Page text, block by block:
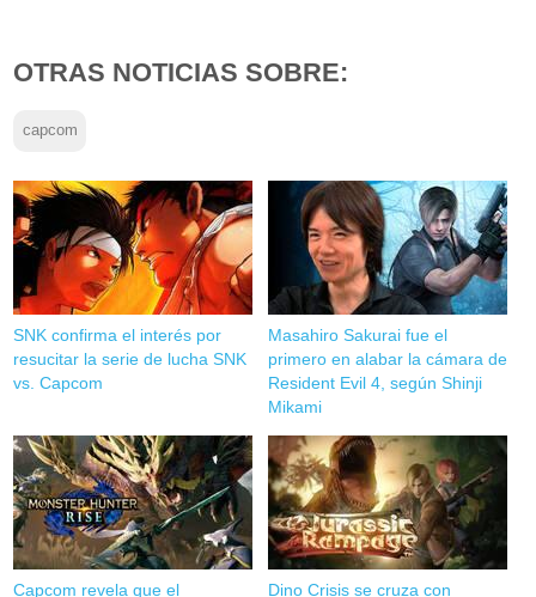
OTRAS NOTICIAS SOBRE:
capcom
SNK confirma el interés por
resucitar la serie de lucha SNK
vs. Capcom
Masahiro Sakurai fue el
primero en alabar la cámara de
Resident Evil 4, según Shinji
Mikami
Capcom revela que el Dino Crisis se cruza con